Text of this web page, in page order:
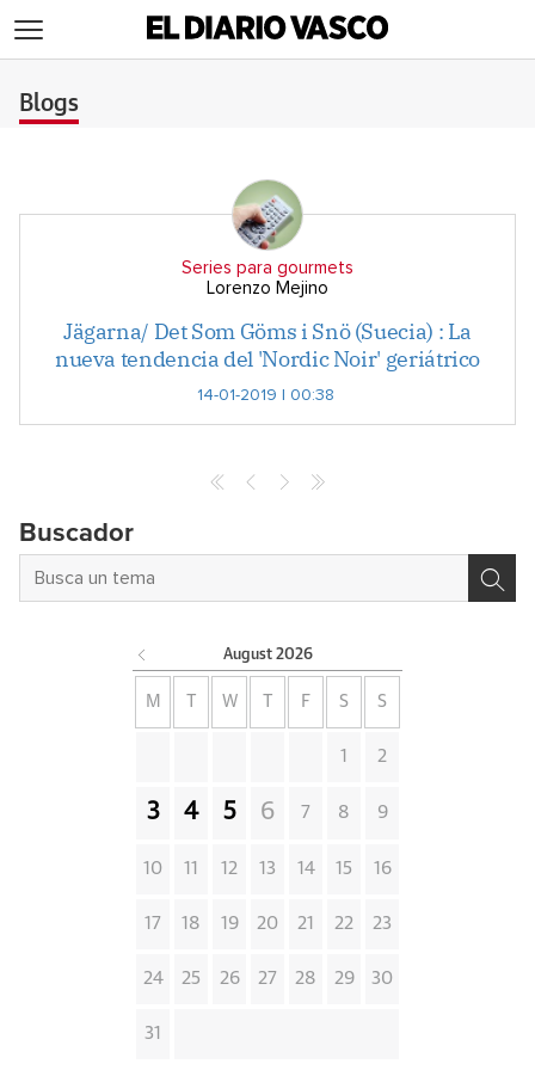
Blogs
Series para gourmets
Lorenzo Mejino
Jägarna/ Det Som Göms i Snö (Suecia) : La
nueva tendencia del 'Nordic Noir' geriátrico
14-01-2019 | 00:38
Buscador
August 2026
M W F S S
1 2
3 4 5 6 7 8 9
10 11 12 13 14 15 16
17 18 19 20 21 22 23
24 25 26 27 28 29 30
31